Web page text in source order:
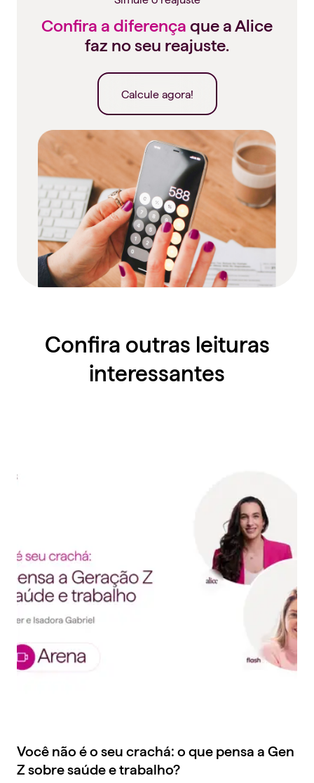
Confira a diferença que a Alice
faz no seu reajuste.
Calcule agora!
Confira outras leituras
interessantes
Você não é o seu crachá: o que pensa a Gen
Z sobre saúde e trabalho?